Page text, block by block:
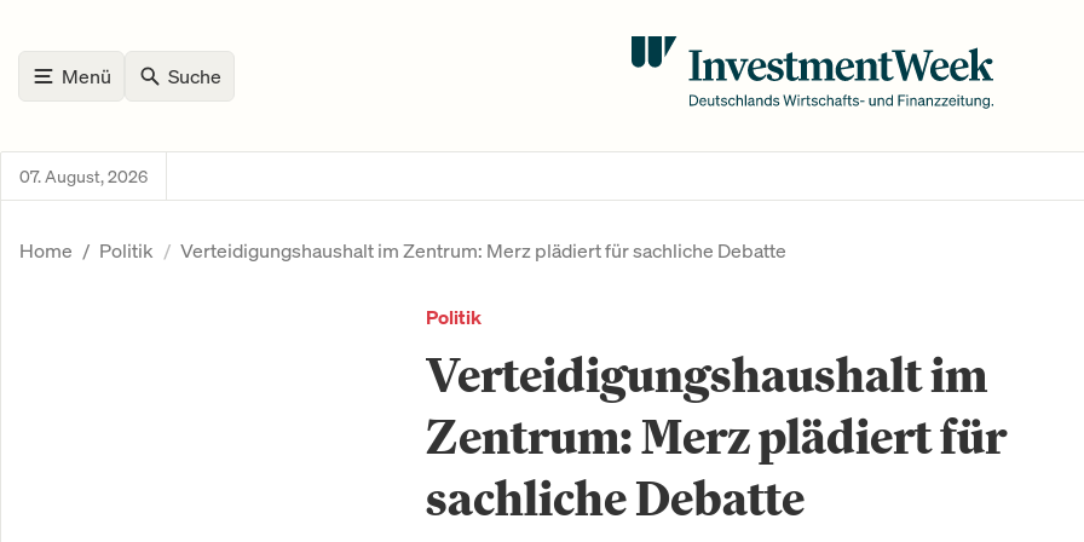
Menü Suche
07. August, 2026
Home Politik Verteidigungshaushalt im Zentrum: Merz plädiert für sachliche Debatte
Politik
Verteidigungshaushalt im
Zentrum: Merz plädiert für
sachliche Debatte